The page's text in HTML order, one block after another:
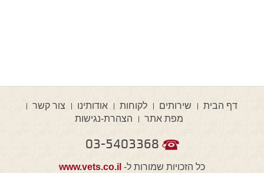
דף הבית שירותים לקוחות אודותינו
צור קשר
מפת אתר
הצהרת-נגישות
03-5403368
כל הזכויות שמורות ל- www.vets.co.il